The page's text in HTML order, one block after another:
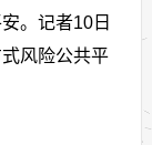
。记者10日
风险公共平